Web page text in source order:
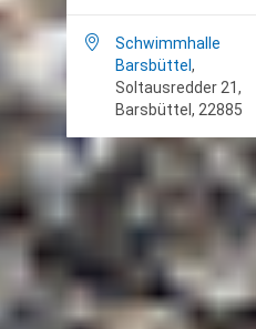

Schwimmhalle
Barsbüttel ,
Soltausredder 21,
Barsbüttel, 22885